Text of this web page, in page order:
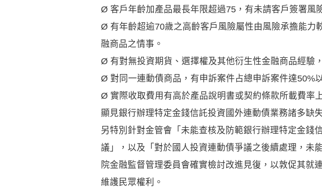
Ø 客戶年齡加產品最長年限超過75，有未請客戶簽署風
Ø 有年齡超逾70歲之高齡客戶風險屬性由風險承擔能力
融商品之情事。
Ø 有對無投資期貨、選擇權及其他衍生性金融商品經驗
Ø 對同一連動債商品，有申訴案件占總申訴案件達50%
Ø 實際收取費用有高於產品說明書或契約條款所載費率
顯見銀行辦理特定金錢信託投資國外連動債業務諸多缺
另特別針對金管會「未能查核及防範銀行辦理特定金錢
議」，以及「對於國人投資連動債爭議之後續處理，未
院金融監督管理委員會確實檢討改進見復，以敦促其就
維護民眾權利。